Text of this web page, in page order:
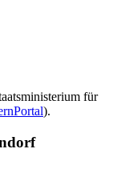
für
).